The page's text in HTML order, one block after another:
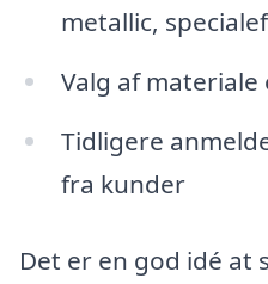
metallic,
Valg af
Tidligere
fra kunder
Det er en god idé at